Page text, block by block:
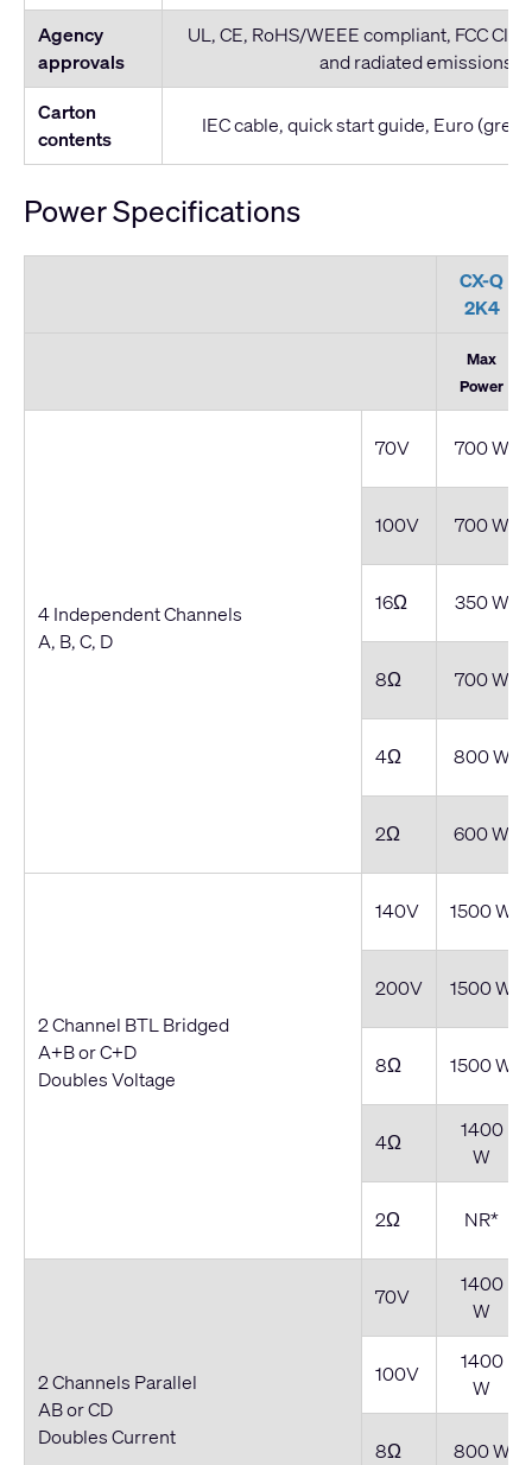
Agency
approvals
UL, CE, RoHS/WEEE compliant, FCC
and radiated emissions)
Carton
contents
IEC cable, quick start guide, Euro
Power Specifications
CX-Q
2K4
Max
Power
4 Independent Channels
A, B, C, D
70V 700 W
100V 700 W
16Ω 350 W
8Ω 700 W
4Ω 800 W
2Ω 600 W
2 Channel BTL Bridged
A+B or C+D
Doubles Voltage
140V 1500 W
200V 1500 W
8Ω 1500 W
4Ω
1400
W
2Ω NR*
2 Channels Parallel
AB or CD
Doubles Current
70V
1400
W
100V
1400
W
8Ω 800 W